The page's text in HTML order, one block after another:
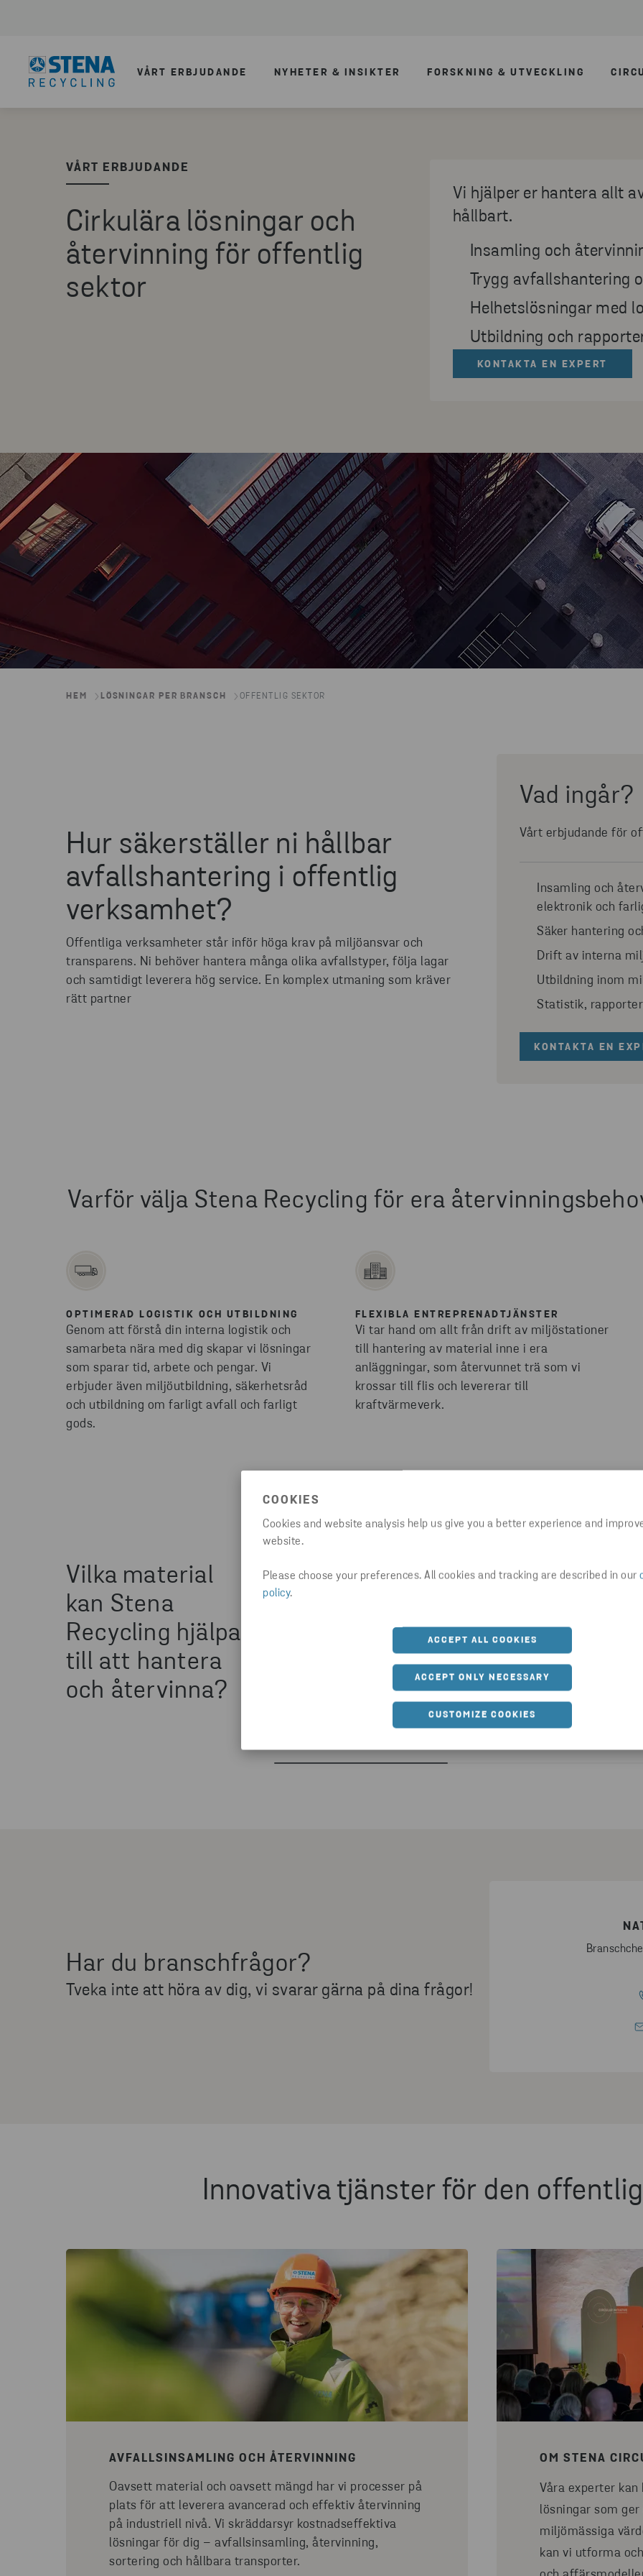
COOKIES
Cookies and website analysis help us give you a better experience and
website.
Please choose your preferences. All cookies and tracking are described in our
policy.
ACCEPT ALL COOKIES
ACCEPT ONLY NECESSARY
CUSTOMIZE COOKIES
VÅRT ERBJUDANDE NYHETER & INSIKTER FORSKNING & UTVECKLING
VÅRT ERBJUDANDE
Cirkulära lösningar och
återvinning för offentlig
sektor
Vi hjälper er hantera allt
hållbart.
Insamling och
Trygg avfallshantering
Helhetslösningar med
Utbildning och
KONTAKTA EN EXPERT
HEM LÖSNINGAR PER BRANSCH OFFENTLIG SEKTOR
Hur säkerställer ni hållbar
avfallshantering i offentlig
verksamhet?
Offentliga verksamheter står inför höga krav på miljöansvar och
transparens. Ni behöver hantera många olika avfallstyper, följa lagar
och samtidigt leverera hög service. En komplex utmaning som kräver
rätt partner
Vad ingår?
Vårt erbjudande för
Insamling och
elektronik och
Säker hantering
Drift av interna
Utbildning inom
Statistik,
KONTAKTA EN
Varför välja Stena Recycling för era
OPTIMERAD LOGISTIK OCH UTBILDNING
Genom att förstå din interna logistik och
samarbeta nära med dig skapar vi lösningar
som sparar tid, arbete och pengar. Vi
erbjuder även miljöutbildning, säkerhetsråd
och utbildning om farligt avfall och farligt
gods.
FLEXIBLA ENTREPRENADTJÄNSTER
Vi tar hand om allt från drift av miljöstationer
till hantering av material inne i era
anläggningar, som återvunnet trä som vi
krossar till flis och levererar till
kraftvärmeverk.
Vilka material
kan Stena
Recycling hjälpa
till att hantera
och återvinna?
Har du branschfrågor?
Tveka inte att höra av dig, vi svarar gärna på dina frågor!
Innovativa tjänster för den
AVFALLSINSAMLING OCH ÅTERVINNING
Oavsett material och oavsett mängd har vi processer på
plats för att leverera avancerad och effektiv återvinning
på industriell nivå. Vi skräddarsyr kostnadseffektiva
lösningar för dig – avfallsinsamling, återvinning,
sortering och hållbara transporter.
OM STENA
Våra experter
lösningar som
miljömässiga
kan vi utforma